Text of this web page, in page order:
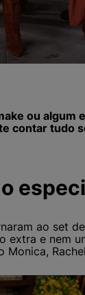
ou
contar tudo
ao set
extra e nem